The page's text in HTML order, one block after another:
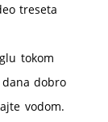
treseta
tokom
dobro
vodom.